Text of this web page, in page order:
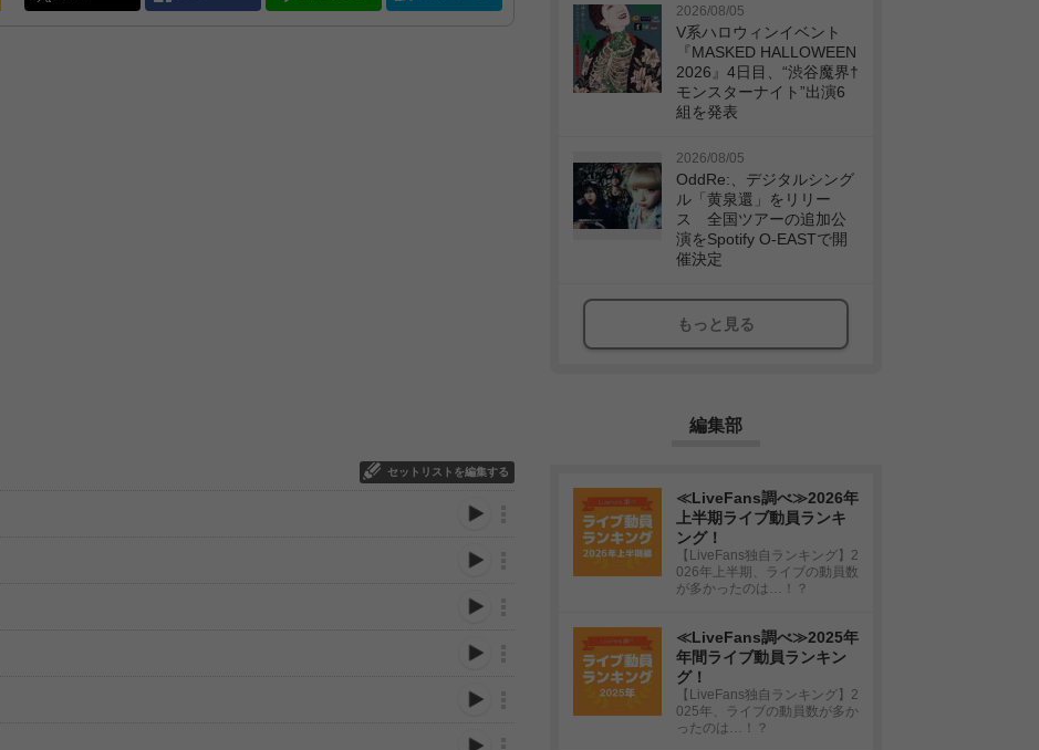
セットリストを編集する
2026/08/05
V系ハロウィンイベント
『MASKED HALLOWEEN
2026』4日目、“渋谷魔界†
モンスターナイト”出演6
組を発表
2026/08/05
OddRe:、デジタルシング
ル「黄泉還」をリリー
ス 全国ツアーの追加公
演をSpotify O-EASTで開
催決定
もっと見る
編集部
≪LiveFans調べ≫2026年
上半期ライブ動員ランキ
ング！
【LiveFans独自ランキング】2
026年上半期、ライブの動員数
が多かったのは…！？
≪LiveFans調べ≫2025年
年間ライブ動員ランキン
グ！
【LiveFans独自ランキング】2
025年、ライブの動員数が多か
ったのは…！？